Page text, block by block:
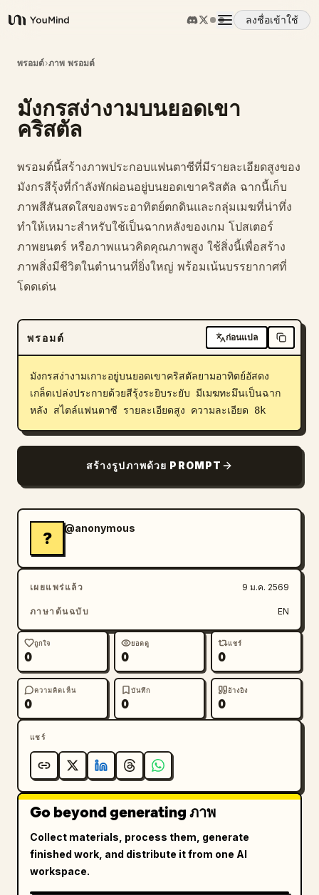
YouMind
ลงชื่อเข้าใช้
ภาพรวม
กรณีการใช้งาน
พรอมต์
ราคา
ดาวน์โหลด
บล็อก
อัปเดต
พรอมต์›ภาพ พรอมต์
มังกรสง่างามบนยอดเขา
คริสตัล
พรอมต์นี้สร้างภาพประกอบแฟนตาซีที่มีรายละเอียดสูงของ
มังกรสีรุ้งที่กำลังพักผ่อนอยู่บนยอดเขาคริสตัล ฉากนี้เก็บ
ภาพสีสันสดใสของพระอาทิตย์ตกดินและกลุ่มเมฆที่น่าทึ่ง
ทำให้เหมาะสำหรับใช้เป็นฉากหลังของเกม โปสเตอร์
ภาพยนตร์ หรือภาพแนวคิดคุณภาพสูง ใช้สิ่งนี้เพื่อสร้าง
ภาพสิ่งมีชีวิตในตำนานที่ยิ่งใหญ่ พร้อมเน้นบรรยากาศที่
โดดเด่น
พรอมต์ ก่อนแปล
มังกรสง่างามเกาะอยู่บนยอดเขาคริสตัลยามอาทิตย์อัสดง
เกล็ดเปล่งประกายด้วยสีรุ้งระยิบระยับ มีเมฆทะมึนเป็นฉาก
หลัง สไตล์แฟนตาซี รายละเอียดสูง ความละเอียด 8k
สร้างรูปภาพด้วย PROMPT
?
@anonymous
เผยแพร่แล้ว 9 ม.ค. 2569
ภาษาต้นฉบับ EN
ถูกใจ
0
ยอดดู
0
แชร์
0
ความคิดเห็น
0
บันทึก
0
อ้างอิง
0
แชร์
Go beyond generating ภาพ
Collect materials, process them, generate
finished work, and distribute it from one AI
workspace.